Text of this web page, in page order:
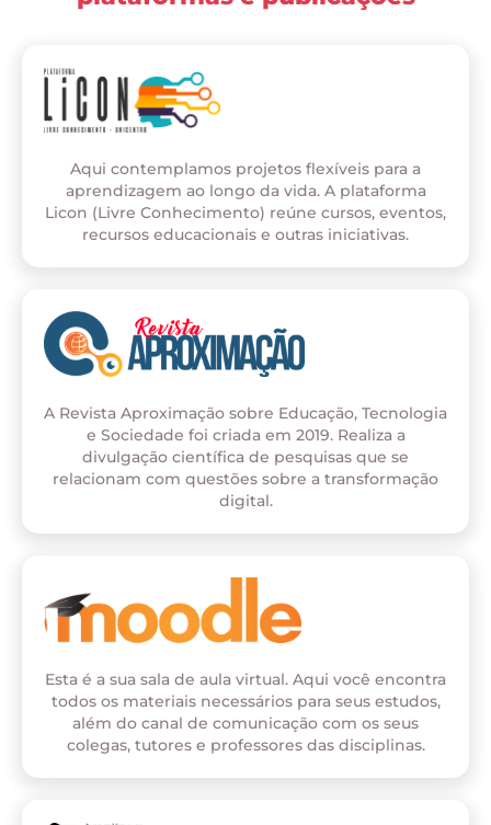
Aqui contemplamos projetos flexíveis para a
aprendizagem ao longo da vida. A plataforma
Licon (Livre Conhecimento) reúne cursos, eventos,
recursos educacionais e outras iniciativas.
A Revista Aproximação sobre Educação, Tecnologia
e Sociedade foi criada em 2019. Realiza a
divulgação científica de pesquisas que se
relacionam com questões sobre a transformação
digital.
Esta é a sua sala de aula virtual. Aqui você encontra
todos os materiais necessários para seus estudos,
além do canal de comunicação com os seus
colegas, tutores e professores das disciplinas.